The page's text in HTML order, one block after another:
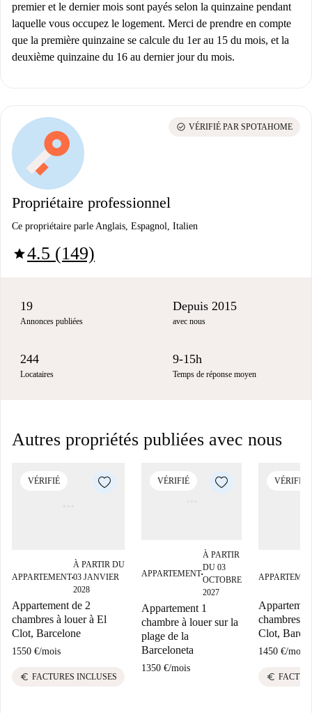
premier et le dernier mois sont payés selon la quinzaine pendant
laquelle vous occupez le logement. Merci de prendre en compte
que la première quinzaine se calcule du 1er au 15 du mois, et la
deuxième quinzaine du 16 au dernier jour du mois.
Propriétaire professionnel
Ce propriétaire parle Anglais, Espagnol, Italien
star4.5 (149)
check_circle VÉRIFIÉ PAR SPOTAHOME
19
Annonces publiées
Depuis 2015
avec nous
244
Locataires
9-15h
Temps de réponse moyen
Autres propriétés publiées avec nous
VÉRIFIÉ
APPARTEMENT■
À PARTIR DU
03 JANVIER
2028
Appartement de 2
chambres à louer à El
Clot, Barcelone
1550 €/mois
euro FACTURES INCLUSES
VÉRIFIÉ
APPARTEMENT■
À PARTIR
DU 03
OCTOBRE
2027
Appartement 1
chambre à louer sur la
plage de la
Barceloneta
1350 €/mois
VÉRIFIÉ
chambres
Clot,
1450 €/mois
euro